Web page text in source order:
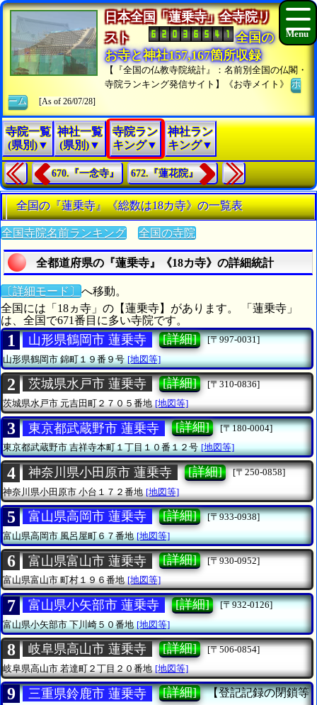
日本全国「蓮乗寺」全寺院リ
スト
全国の
お寺と神社157,167箇所収録
【『全国の仏教寺院統計』：名前別全国の仏閣・
寺院ランキング発信サイト】《お寺メイト》ホ
ーム
[As of 26/07/28]
寺院一覧
(県別)▼
神社一覧
(県別)▼
寺院ラン
キング▼
神社ラン
キング▼
670.『一念寺』 672.『蓮花院』
全国の『蓮乗寺』《総数は18カ寺》の一覧表
全国寺院名前ランキング 全国の寺院
全都道府県の『蓮乗寺』《18カ寺》の詳細統計
〔詳細モード〕 へ移動。
全国には「18ヵ寺」の【蓮乗寺】があります。 「蓮乗寺」
は、全国で671番目に多い寺院です。
1 山形県鶴岡市 蓮乗寺 [詳細]
[〒997-0031]
山形県鶴岡市錦町１９番９号 [地図等]
2 茨城県水戸市 蓮乗寺 [詳細]
[〒310-0836]
茨城県水戸市 元吉田町２７０５番地 [地図等]
3 東京都武蔵野市 蓮乗寺 [詳細]
[〒180-0004]
東京都武蔵野市吉祥寺本町１丁目１０番１２号 [地図等]
4 神奈川県小田原市 蓮乗寺 [詳細]
[〒250-0858]
神奈川県小田原市 小台１７２番地 [地図等]
5 富山県高岡市 蓮乗寺 [詳細]
[〒933-0938]
富山県高岡市風呂屋町６７番地 [地図等]
6 富山県富山市 蓮乗寺 [詳細]
[〒930-0952]
富山県富山市町村１９６番地 [地図等]
7 富山県小矢部市 蓮乗寺 [詳細]
[〒932-0126]
富山県小矢部市下川崎５０番地 [地図等]
8 岐阜県高山市 蓮乗寺 [詳細]
[〒506-0854]
岐阜県高山市 若達町２丁目２０番地 [地図等]
9 三重県鈴鹿市 蓮乗寺 [詳細]
【登記記録の閉鎖等